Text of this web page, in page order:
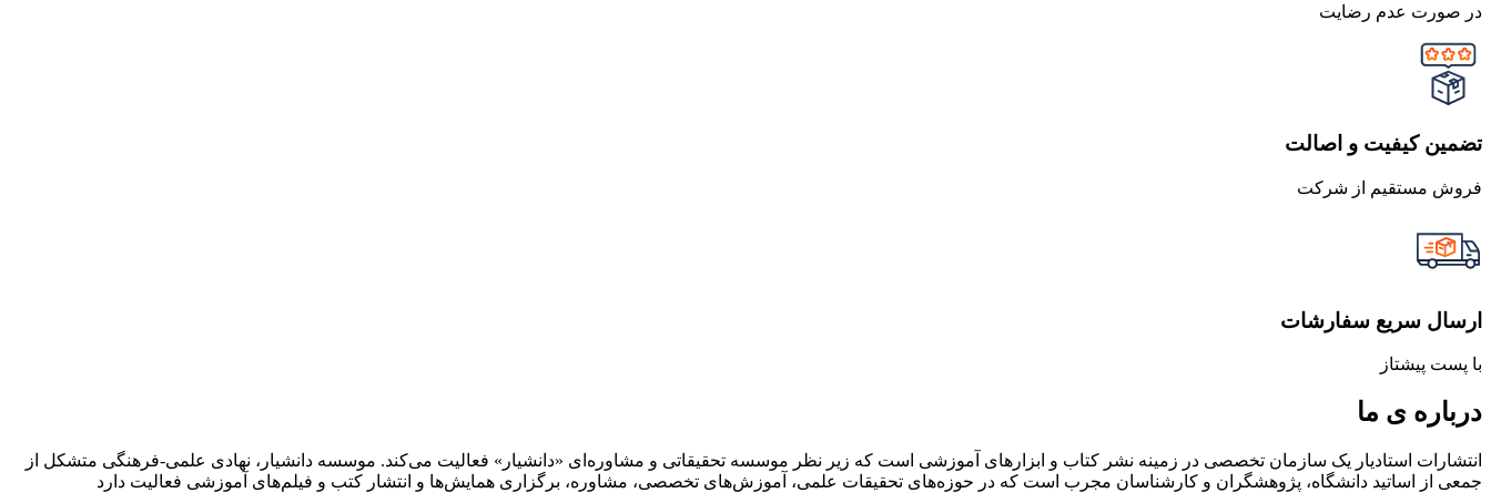
در صورت عدم رضایت
تضمین کیفیت و اصالت
فروش مستقیم از شرکت
ارسال سریع سفارشات
با پست پیشتاز
درباره ی ما
انتشارات استادیار یک سازمان تخصصی در زمینه نشر کتاب و ابزارهای آموزشی است که زیر نظر موسسه تحقیقاتی و مشاوره‌ای «دانشیار» فعالیت می‌کند. موسسه دانشیار، نهادی علمی-فرهنگی متشکل از
جمعی از اساتید دانشگاه، پژوهشگران و کارشناسان مجرب است که در حوزه‌های تحقیقات علمی، آموزش‌های تخصصی، مشاوره، برگزاری همایش‌ها و انتشار کتب و فیلم‌های آموزشی فعالیت دارد